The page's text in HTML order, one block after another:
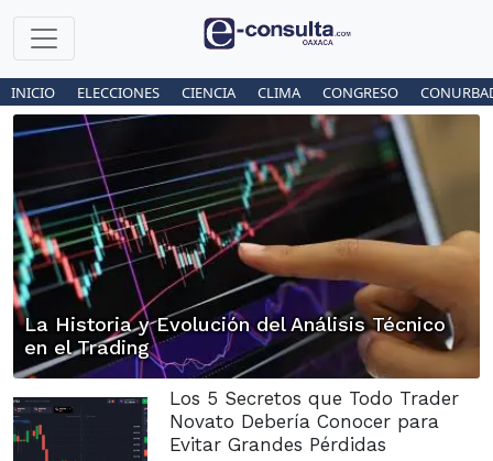
INICIO ELECCIONES CIENCIA CLIMA CONGRESO
La Historia y Evolución del Análisis Técnico
en el Trading
Los 5 Secretos que Todo Trader
Novato Debería Conocer para
Evitar Grandes Pérdidas